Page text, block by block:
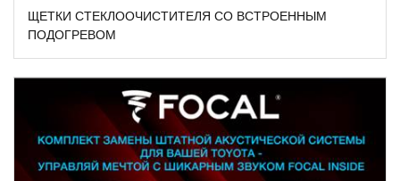
ЩЕТКИ СТЕКЛООЧИСТИТЕЛЯ СО ВСТРОЕННЫМ
ПОДОГРЕВОМ